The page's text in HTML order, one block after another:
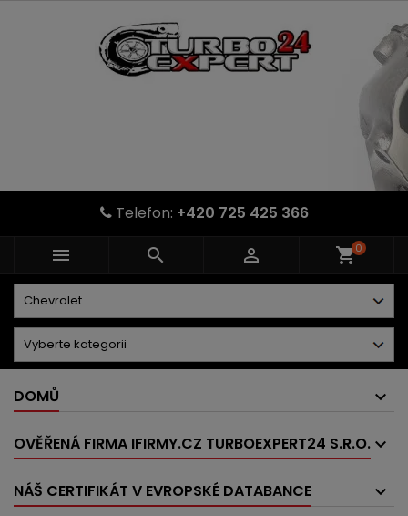
Telefon: +420 725 425 366
   shopping_cart0
DOMŮ
OVĚŘENÁ FIRMA IFIRMY.CZ TURBOEXPERT24 S.R.O.
NÁŠ CERTIFIKÁT V EVROPSKÉ DATABANCE